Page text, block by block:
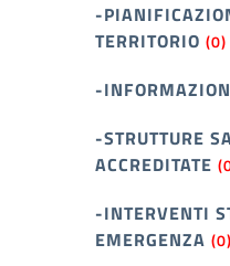
-
TERRITORIO (0)
-
-STRUTTURE
ACCREDITATE
-INTERVENTI
EMERGENZA (0)